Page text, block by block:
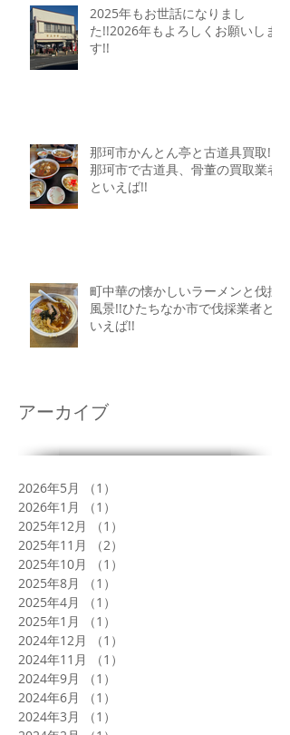
アーカイブ
2025年もお世話になりまし
た!!2026年もよろしくお願いしま
す!!
那珂市かんとん亭と古道具買取!!
那珂市で古道具、骨董の買取業者
といえば!!
町中華の懐かしいラーメンと伐採
風景!!ひたちなか市で伐採業者と
いえば!!
2026年5月 （1）
2026年1月
（1）
2025年12月
（1）
2025年11月
（2）
2025年10月
（1）
2025年8月
（1）
2025年4月
（1）
2025年1月
（1）
2024年12月
（1）
2024年11月
（1）
2024年9月
（1）
2024年6月
（1）
2024年3月
（1）